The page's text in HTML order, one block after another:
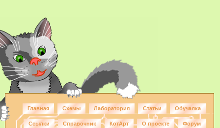
Главная Схемы Лаборатория Статьи Обучалка
Ссылки Справочник КотАрт О проекте Форум